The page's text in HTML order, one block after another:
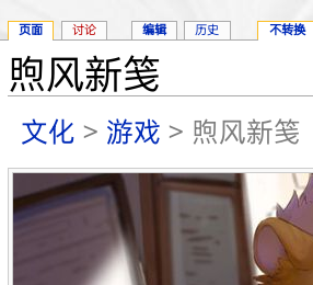
煦风新笺
文化 > 游戏 > 煦风新笺
页面 讨论 编辑 历史 不转换